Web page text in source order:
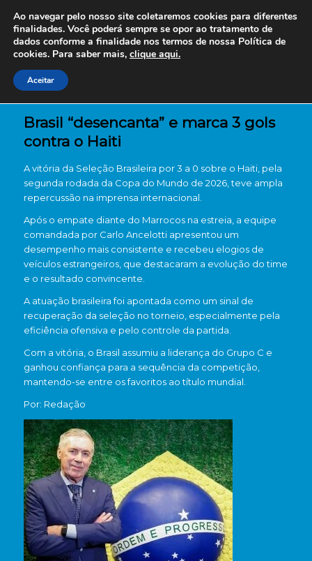
Brasil “desencanta” e marca 3 gols
contra o Haiti
A vitória da Seleção Brasileira por 3 a 0 sobre o Haiti, pela
segunda rodada da Copa do Mundo de 2026, teve ampla
repercussão na imprensa internacional.
Após o empate diante do Marrocos na estreia, a equipe
comandada por Carlo Ancelotti apresentou um
desempenho mais consistente e recebeu elogios de
veículos estrangeiros, que destacaram a evolução do time
e o resultado convincente.
A atuação brasileira foi apontada como um sinal de
recuperação da seleção no torneio, especialmente pela
eficiência ofensiva e pelo controle da partida.
Com a vitória, o Brasil assumiu a liderança do Grupo C e
ganhou confiança para a sequência da competição,
mantendo-se entre os favoritos ao título mundial.
Por: Redação
Ao navegar pelo nosso site coletaremos cookies para diferentes
finalidades. Você poderá sempre se opor ao tratamento de
dados conforme a finalidade nos termos de nossa Política de
cookies. Para saber mais, clique aqui.
Aceitar